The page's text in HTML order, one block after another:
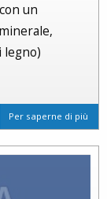
un
legno)
Per saperne di più